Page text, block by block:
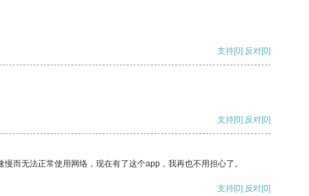
支持[0] 反对[0]
支持[0] 反对[0]
而无法正常使用网络，现在有了这个app，我再也不用担心了。
支持[0] 反对[0]